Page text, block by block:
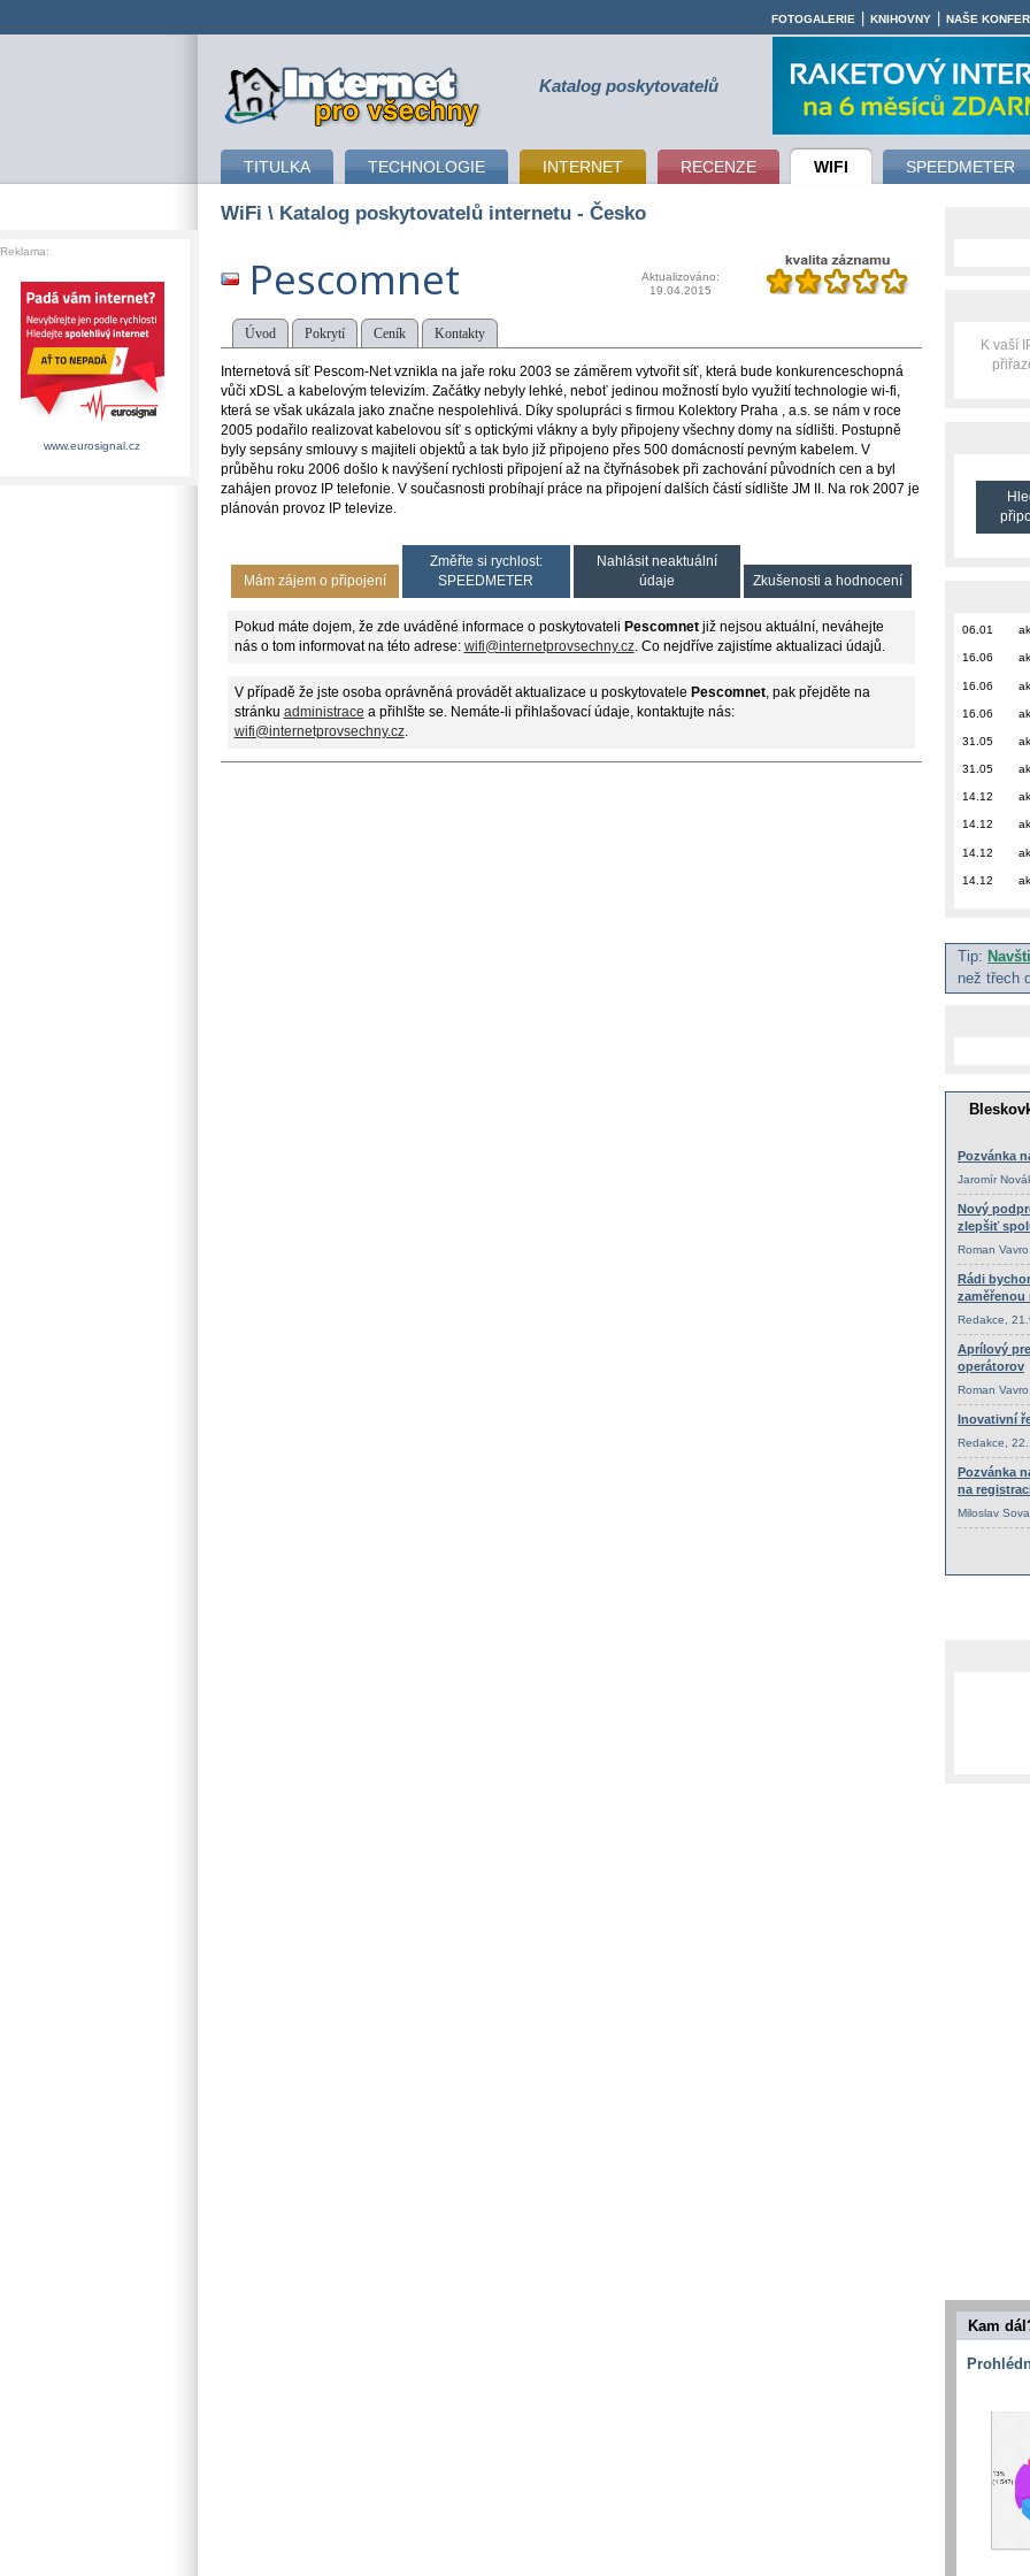
připojení k internetu Katalog poskytovatelů
TITULKA TECHNOLOGIE INTERNET RECENZE WIFI SPEEDMETER
FOTOGALERIE KNIHOVNY NAŠE
WiFi \ Katalog poskytovatelů internetu - Česko
Pescomnet
Aktualizováno:
19.04.2015
Úvod Pokrytí Ceník Kontakty
Internetová síť Pescom-Net vznikla na jaře roku 2003 se záměrem vytvořit síť, která bude konkurenceschopná
vůči xDSL a kabelovým televizím. Začátky nebyly lehké, neboť jedinou možností bylo využití technologie wi-fi,
která se však ukázala jako značne nespolehlivá. Díky spolupráci s firmou Kolektory Praha , a.s. se nám v roce
2005 podařilo realizovat kabelovou síť s optickými vlákny a byly připojeny všechny domy na sídlišti. Postupně
byly sepsány smlouvy s majiteli objektů a tak bylo již připojeno přes 500 domácností pevným kabelem. V
průběhu roku 2006 došlo k navýšení rychlosti připojení až na čtyřnásobek při zachování původních cen a byl
zahájen provoz IP telefonie. V současnosti probíhají práce na připojení dalších částí sídlište JM II. Na rok 2007 je
plánován provoz IP televize.
Mám zájem o připojení
Změřte si rychlost:
SPEEDMETER
Nahlásit neaktuální
údaje
Zkušenosti a hodnocení
Pokud máte dojem, že zde uváděné informace o poskytovateli Pescomnetjiž nejsou aktuální, neváhejte
nás o tom informovat na této adrese: wifi@internetprovsechny.cz. Co nejdříve zajistíme aktualizaci údajů.
V případě že jste osoba oprávněná provádět aktualizace u poskytovatele Pescomnet, pak přejděte na
stránku administrace a přihlšte se. Nemáte-li přihlašovací údaje, kontaktujte nás:
wifi@internetprovsechny.cz.
K vaší
06.01
16.06
16.06
16.06
31.05
31.05
14.12
14.12
14.12
14.12
Tip:
než třech
Kam
Reklama:
www.eurosignal.cz